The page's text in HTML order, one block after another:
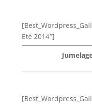
Eté 2014″]